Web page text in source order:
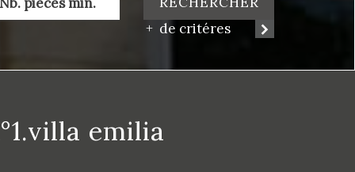
de critéres
emilia